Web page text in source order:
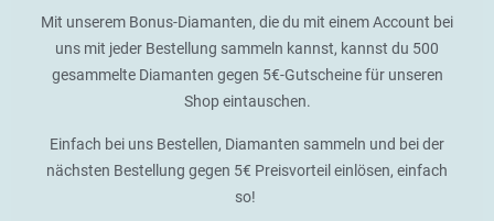
Mit unserem Bonus-Diamanten, die du mit einem Account bei
uns mit jeder Bestellung sammeln kannst, kannst du 500
gesammelte Diamanten gegen 5€-Gutscheine für unseren
Shop eintauschen.
Einfach bei uns Bestellen, Diamanten sammeln und bei der
nächsten Bestellung gegen 5€ Preisvorteil einlösen, einfach
so!